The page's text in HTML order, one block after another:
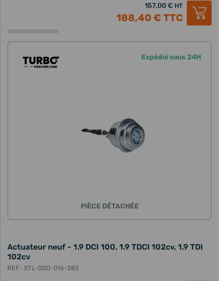
157,00 € HT
188,40 € TTC
Expédié sous 24H
PIÈCE DÉTACHÉE
Actuateur neuf - 1.9 DCI 100, 1.9 TDCI 102cv, 1.9 TDI
102cv
REF : STL-SDD-016-383